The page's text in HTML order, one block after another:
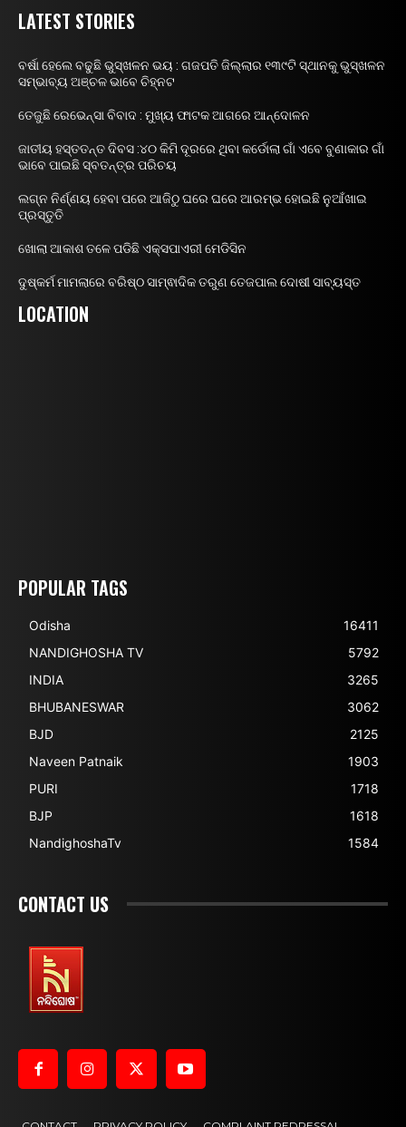
LATEST STORIES
ବର୍ଷା ହେଲେ ବଢୁଛି ଭୁସ୍ଖଳନ ଭୟ : ଗଜପତି ଜିଲ୍ଲାର ୧୩୯ଟି ସ୍ଥାନକୁ ଭୁସ୍ଖଳନ
ସମ୍ଭାବ୍ୟ ଅଞ୍ଚଳ ଭାବେ ଚିହ୍ନଟ
ତେଜୁଛି ରେଭେନ୍ସା ବିବାଦ : ମୁଖ୍ୟ ଫାଟକ ଆଗରେ ଆନ୍ଦୋଳନ
ଜାତୀୟ ହସ୍ତତନ୍ତ ଦିବସ :୪୦ କିମି ଦୂରରେ ଥିବା କର୍ଡୋଲା ଗାଁ ଏବେ ବୁଣାକାର ଗାଁ
ଭାବେ ପାଇଛି ସ୍ବତନ୍ତ୍ର ପରିଚୟ
ଲଗ୍ନ ନିର୍ଣ୍ଣୟ ହେବା ପରେ ଆଜିଠୁ ଘରେ ଘରେ ଆରମ୍ଭ ହୋଇଛି ନୁଆଁଖାଇ
ପ୍ରସ୍ତୁତି
ଖୋଲା ଆକାଶ ତଳେ ପଡିଛି ଏକ୍ସପାଏରୀ ମେଡିସିନ
ଦୁଷ୍କର୍ମ ମାମଲାରେ ବରିଷ୍ଠ ସାମ୍ଵାଦିକ ତରୁଣ ତେଜପାଲ ଦୋଷୀ ସାବ୍ୟସ୍ତ
LOCATION
POPULAR TAGS
Odisha
16411
NANDIGHOSHA TV
5792
INDIA
3265
BHUBANESWAR
3062
BJD
2125
Naveen Patnaik
1903
PURI
1718
BJP
1618
NandighoshaTv
1584
CONTACT US